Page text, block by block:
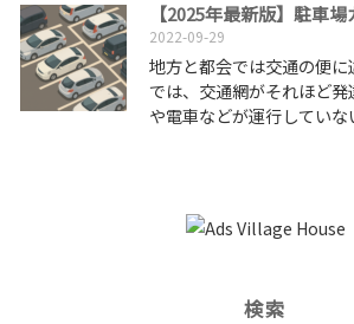
【2025年最新版】駐車場
2022-09-29
地方と都会では交通の便
では、交通網がそれほど
や電車などが運行してい
検索